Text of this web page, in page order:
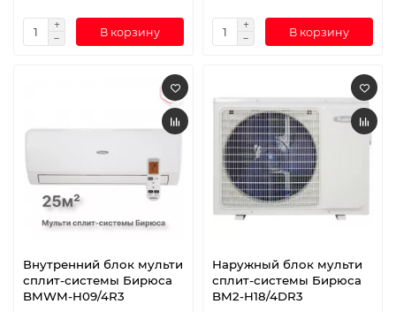
В корзину В корзину
Внутренний блок мульти
сплит-системы Бирюса
BMWM-H09/4R3
Наружный блок мульти
сплит-системы Бирюса
BM2-H18/4DR3